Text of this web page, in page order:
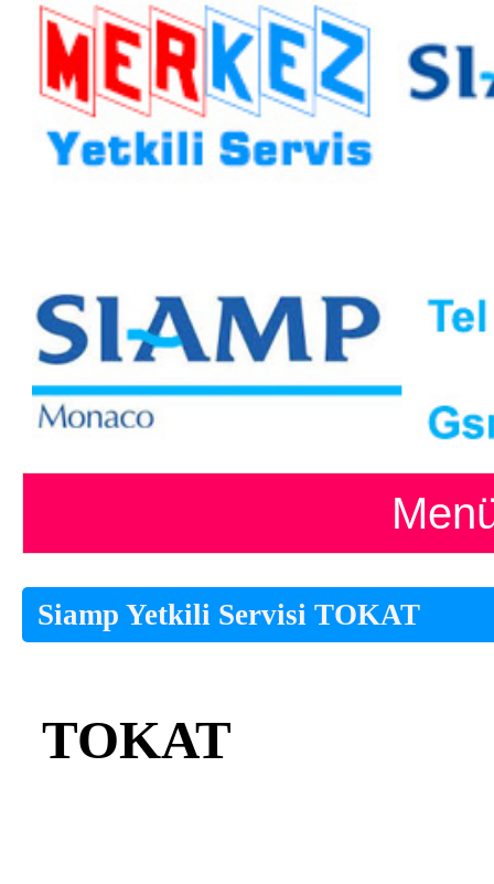
Siamp Yetkili Servisi TOKAT
TOKAT